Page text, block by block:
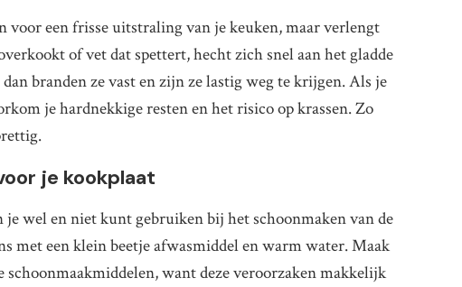
voor een frisse uitstraling van je keuken, maar verlengt
of vet dat spettert, hecht zich snel aan het gladde
branden ze vast en zijn ze lastig weg te krijgen. Als je
je hardnekkige resten en het risico op krassen. Zo
je kookplaat
wel en niet kunt gebruiken bij het schoonmaken van de
met een klein beetje afwasmiddel en warm water. Maak
schoonmaakmiddelen, want deze veroorzaken makkelijk